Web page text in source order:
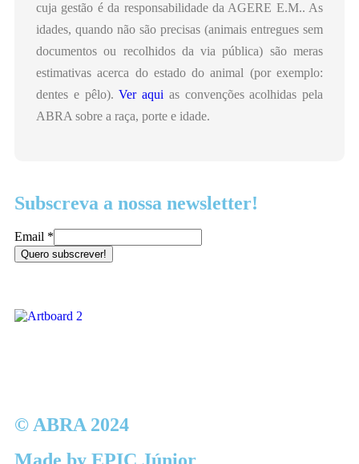
cuja gestão é da responsabilidade da AGERE E.M.. As
idades, quando não são precisas (animais entregues sem
documentos ou recolhidos da via pública) são meras
estimativas acerca do estado do animal (por exemplo:
dentes e pêlo).Ver aqui as convenções acolhidas pela
ABRA sobre a raça, porte e idade.
Subscreva a nossa newsletter!
Email *
Quero subscrever!
© ABRA 2024